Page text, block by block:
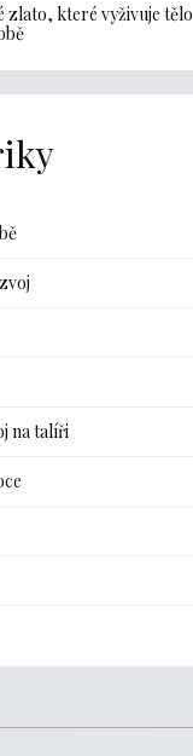
zlato, které vyživuje tělo
na talíři